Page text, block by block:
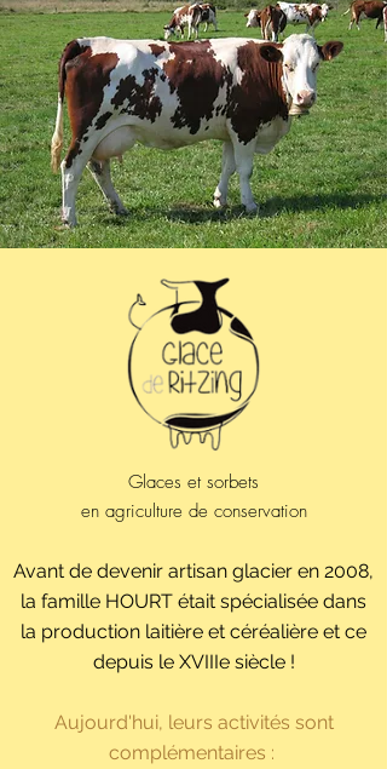
Glaces et sorbets
en agriculture de conservation
Avant de devenir artisan glacier en 2008,
la famille HOURT était spécialisée dans
la production laitière et céréalière et ce
depuis le XVIIIe siècle !
Aujourd'hui, leurs activités sont
complémentaires :